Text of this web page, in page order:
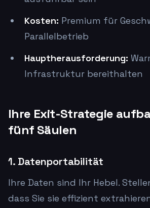
Kosten: Premium für
Parallelbetrieb
Hauptherausforderung:
Infrastruktur bereithalten
Ihre Exit-Strategie
fünf Säulen
1. Datenportabilität
Ihre Daten sind Ihr Hebel.
dass Sie sie effizient